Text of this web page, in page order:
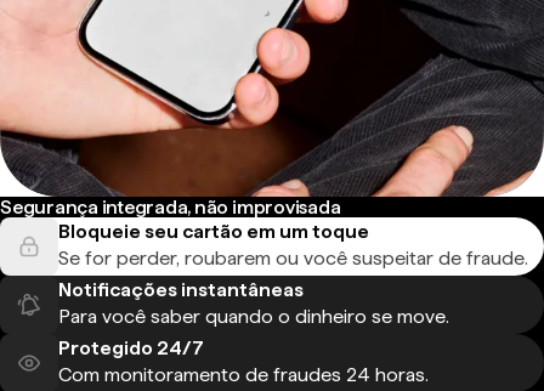
Segurança integrada, não improvisada
Bloqueie seu cartão em um toque
Se for perder, roubarem ou você suspeitar de fraude.
Notificações instantâneas
Para você saber quando o dinheiro se move.
Protegido 24/7
Com monitoramento de fraudes 24 horas.